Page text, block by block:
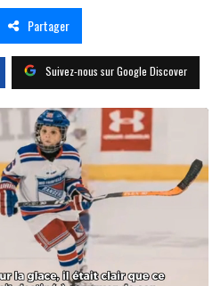
Partager
Suivez-nous sur Google Discover